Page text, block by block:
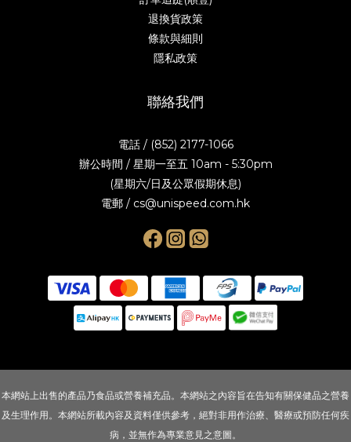
退換貨政策
條款與細則
隱私政策
聯絡我們
電話 / (852) 2177-1066
辦公時間 / 星期一至五 10am - 5:30pm
(星期六/日及公眾假期休息)
電郵 / cs@unispeed.com.hk
本網站上出售的產品乃食品或營養補充品。本網站之內容旨在告知有關保健品之營養
及生理作用。本網站所載內容及資料僅供參考，絕對非用作治療、醫療或預防任何疾
病，並無作為專業意見之意圖。